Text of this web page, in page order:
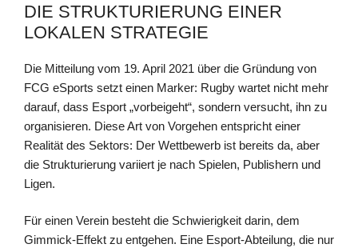
DIE STRUKTURIERUNG EINER
LOKALEN STRATEGIE
Die Mitteilung vom 19. April 2021 über die Gründung von
FCG eSports setzt einen Marker: Rugby wartet nicht mehr
darauf, dass Esport „vorbeigeht“, sondern versucht, ihn zu
organisieren. Diese Art von Vorgehen entspricht einer
Realität des Sektors: Der Wettbewerb ist bereits da, aber
die Strukturierung variiert je nach Spielen, Publishern und
Ligen.
Für einen Verein besteht die Schwierigkeit darin, dem
Gimmick-Effekt zu entgehen. Eine Esport-Abteilung, die nur